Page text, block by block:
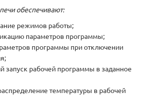
обеспечивают:
режимов работы;
параметров программы;
программы при отключении
запуск рабочей программы в заданное
температуры в рабочей